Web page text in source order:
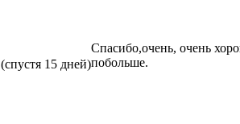
(спустя 15 дней)
Спасибо,очень, очень
побольше.